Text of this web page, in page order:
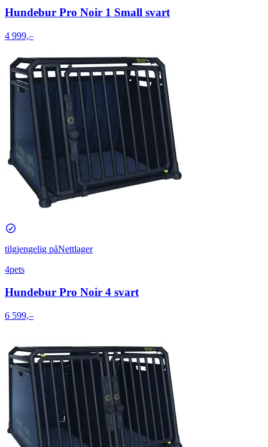
Hundebur Pro Noir 1 Small svart
4 999,–
tilgjengelig påNettlager
4pets
Hundebur Pro Noir 4 svart
6 599,–